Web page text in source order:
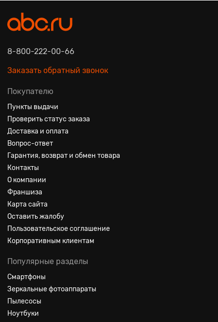
8-800-222-00-66
Заказать обратный звонок
Покупателю
Пункты выдачи
Проверить статус заказа
Доставка и оплата
Вопрос-ответ
Гарантия, возврат и обмен товара
Контакты
О компании
Франшиза
Карта сайта
Оставить жалобу
Пользовательское соглашение
Корпоративным клиентам
Популярные разделы
Смартфоны
Зеркальные фотоаппараты
Пылесосы
Ноутбуки